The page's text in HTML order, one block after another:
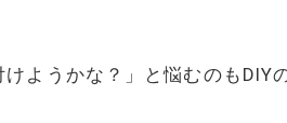
ようかな？」と悩むのもDIY